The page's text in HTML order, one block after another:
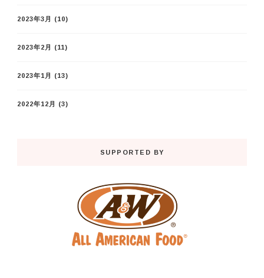
2023年3月 (10)
2023年2月 (11)
2023年1月 (13)
2022年12月 (3)
SUPPORTED BY